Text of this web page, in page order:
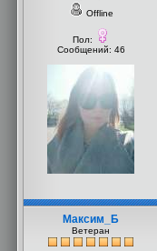
Offline
Пол:
Сообщений: 46
Максим_Б
Ветеран